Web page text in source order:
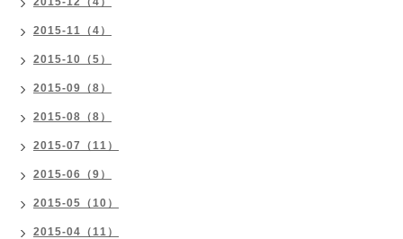
2015-11（4）
2015-10（5）
2015-09（8）
2015-08（8）
2015-07（11）
2015-06（9）
2015-05（10）
2015-04（11）